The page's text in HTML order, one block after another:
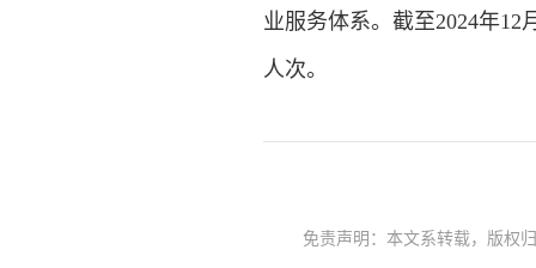
业服务体系。截至2024年
人次。
免责声明：本文系转载，版权